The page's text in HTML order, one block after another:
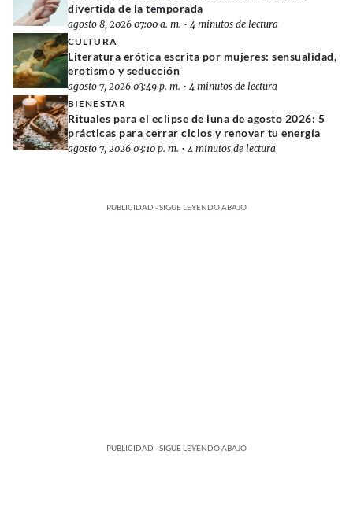
divertida de la temporada
agosto 8, 2026 07:00 a. m. • 4 minutos de lectura
CULTURA
Literatura erótica escrita por mujeres: sensualidad,
erotismo y seducción
agosto 7, 2026 03:49 p. m. • 4 minutos de lectura
BIENESTAR
Rituales para el eclipse de luna de agosto 2026: 5
prácticas para cerrar ciclos y renovar tu energía
agosto 7, 2026 03:10 p. m. • 4 minutos de lectura
PUBLICIDAD - SIGUE LEYENDO ABAJO
PUBLICIDAD - SIGUE LEYENDO ABAJO